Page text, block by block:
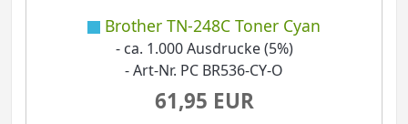
Brother TN-248C Toner Cyan
- ca. 1.000 Ausdrucke (5%)
- Art-Nr. PC BR536-CY-O
61,95 EUR